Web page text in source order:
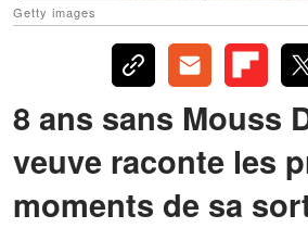
Getty images
8 ans sans Mouss
veuve raconte les
moments de sa